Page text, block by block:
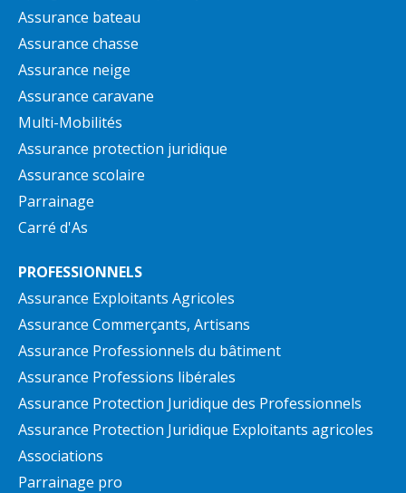
Assurance bateau
Assurance chasse
Assurance neige
Assurance caravane
Multi-Mobilités
Assurance protection juridique
Assurance scolaire
Parrainage
Carré d'As
PROFESSIONNELS
Assurance Exploitants Agricoles
Assurance Commerçants, Artisans
Assurance Professionnels du bâtiment
Assurance Professions libérales
Assurance Protection Juridique des Professionnels
Assurance Protection Juridique Exploitants agricoles
Associations
Parrainage pro